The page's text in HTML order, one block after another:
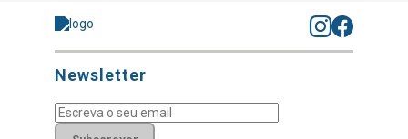
Newsletter